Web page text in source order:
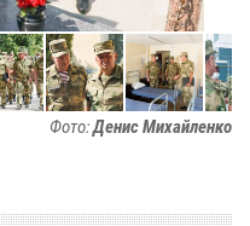
Фото:Денис Михайленко